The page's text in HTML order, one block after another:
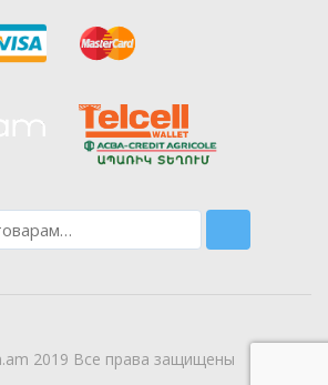
2019 Все права защищены